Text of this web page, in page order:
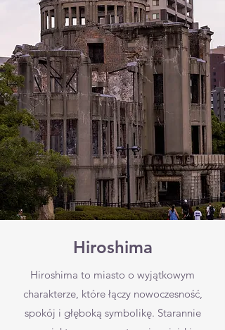
Hiroshima
Hiroshima to miasto o wyjątkowym
charakterze, które łączy nowoczesność,
spokój i głęboką symbolikę. Starannie